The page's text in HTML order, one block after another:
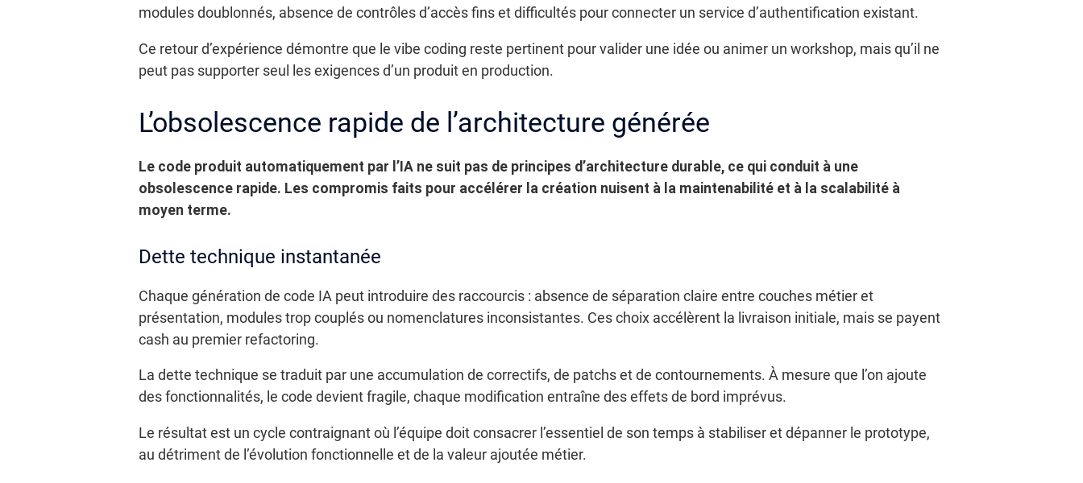
modules doublonnés, absence de contrôles d’accès fins et difficultés pour connecter un service d’authentification existant.
Ce retour d’expérience démontre que le vibe coding reste pertinent pour valider une idée ou animer un workshop, mais qu’il ne
peut pas supporter seul les exigences d’un produit en production.
L’obsolescence rapide de l’architecture générée
Le code produit automatiquement par l’IA ne suit pas de principes d’architecture durable, ce qui conduit à une
obsolescence rapide. Les compromis faits pour accélérer la création nuisent à la maintenabilité et à la scalabilité à
moyen terme.
Dette technique instantanée
Chaque génération de code IA peut introduire des raccourcis : absence de séparation claire entre couches métier et
présentation, modules trop couplés ou nomenclatures inconsistantes. Ces choix accélèrent la livraison initiale, mais se payent
cash au premier refactoring.
La dette technique se traduit par une accumulation de correctifs, de patchs et de contournements. À mesure que l’on ajoute
des fonctionnalités, le code devient fragile, chaque modification entraîne des effets de bord imprévus.
Le résultat est un cycle contraignant où l’équipe doit consacrer l’essentiel de son temps à stabiliser et dépanner le prototype,
au détriment de l’évolution fonctionnelle et de la valeur ajoutée métier.